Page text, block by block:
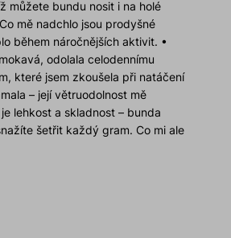
můžete bundu nosit i na holé
mě nadchlo jsou prodyšné
během náročnějších aktivit. •
odolala celodennímu
které jsem zkoušela při natáčení
– její větruodolnost mě
lehkost a skladnost – bunda
šetřit každý gram. Co mi ale